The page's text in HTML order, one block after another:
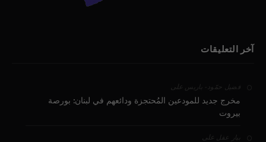
آخر التعليقات
فضيل حمّود - باريس على
مخرج جديد للمودعين المُحتجزة ودائعهم في لبنان: بورصة
بيروت
بيار عقل على